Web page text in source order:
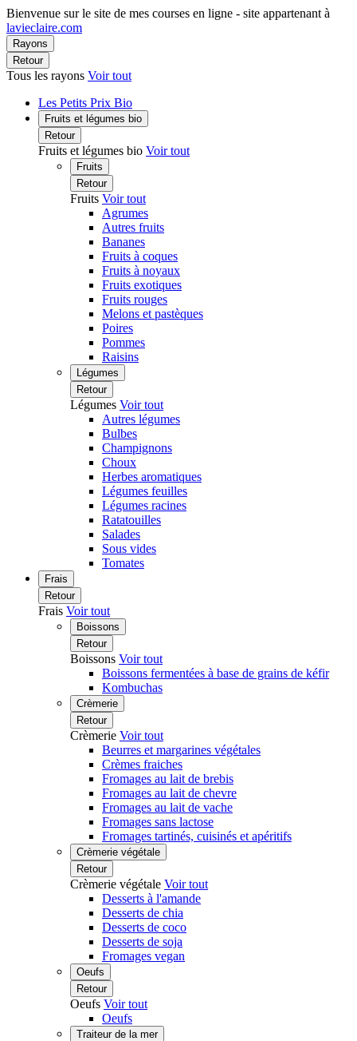
Bienvenue sur le site de mes courses en ligne - site appartenant à
lavieclaire.com
Rayons
Retour
Tous les rayons Voir tout
Les Petits Prix Bio
Fruits et légumes bio
Retour
Fruits et légumes bio Voir tout
Fruits
Retour
Fruits Voir tout
Agrumes
Autres fruits
Bananes
Fruits à coques
Fruits à noyaux
Fruits exotiques
Fruits rouges
Melons et pastèques
Poires
Pommes
Raisins
Légumes
Retour
Légumes Voir tout
Autres légumes
Bulbes
Champignons
Choux
Herbes aromatiques
Légumes feuilles
Légumes racines
Ratatouilles
Salades
Sous vides
Tomates
Frais
Retour
Frais Voir tout
Boissons
Retour
Boissons Voir tout
Boissons fermentées à base de grains de kéfir
Kombuchas
Crèmerie
Retour
Crèmerie Voir tout
Beurres et margarines végétales
Crèmes fraiches
Fromages au lait de brebis
Fromages au lait de chevre
Fromages au lait de vache
Fromages sans lactose
Fromages tartinés, cuisinés et apéritifs
Crèmerie végétale
Retour
Crèmerie végétale Voir tout
Desserts à l'amande
Desserts de chia
Desserts de coco
Desserts de soja
Fromages vegan
Oeufs
Retour
Oeufs Voir tout
Oeufs
Traiteur de la mer